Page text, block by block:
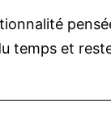
temps et